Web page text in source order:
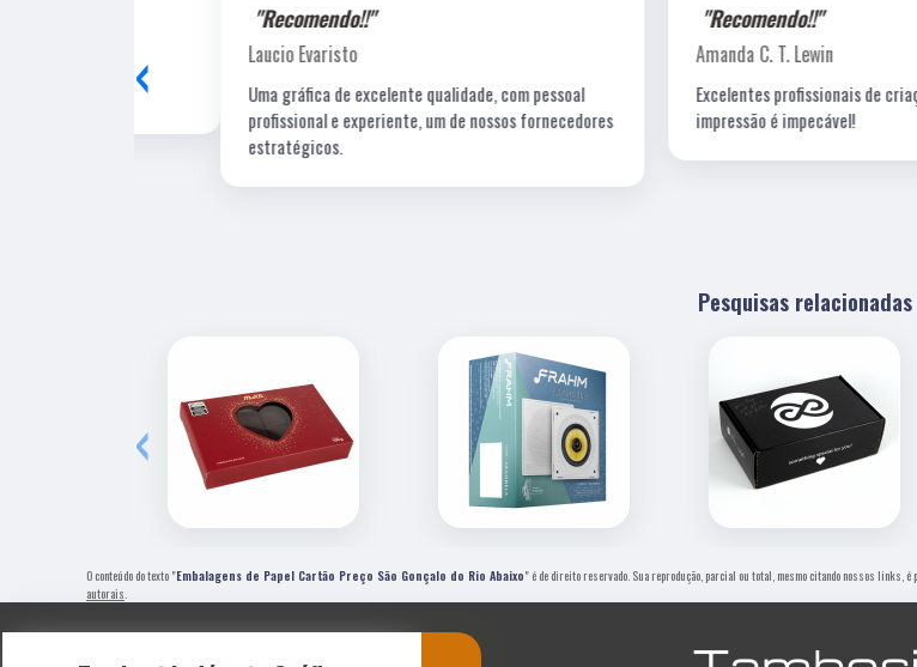
"Recomendo!!"
Laucio Evaristo
Uma gráfica de excelente qualidade, com pessoal
profissional e experiente, um de nossos fornecedores
estratégicos.
"Recomendo!!"
Amanda C. T. Lewin
Excelentes profissionais de criação,
impressão é impecável!
‹
Pesquisas relacionadas
‹
O conteúdo do texto "Embalagens de Papel Cartão Preço São Gonçalo do Rio Abaixo" é de direito reservado. Sua reprodução, parcial ou total, mesmo citando nossos links,
autorais